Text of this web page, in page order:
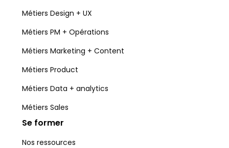
Métiers Design + UX
Métiers PM + Opérations
Métiers Marketing + Content
Métiers Product
Métiers Data + analytics
Métiers Sales
Se former
Nos ressources